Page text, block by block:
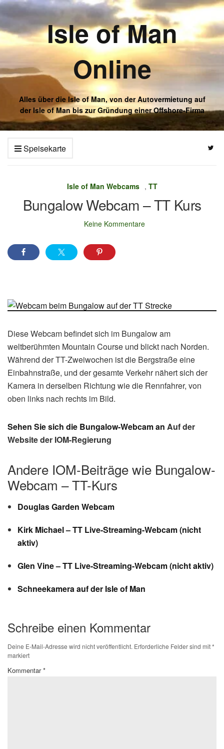
Isle of Man
Online
Alles über die Isle of Man, von der Autovermietung auf
der Isle of Man bis zur Gründung einer Offshore-Firma
Speisekarte
Isle of Man Webcams , TT
Bungalow Webcam – TT Kurs
Keine Kommentare
Diese Webcam befindet sich im Bungalow am
weltberühmten Mountain Course und blickt nach Norden.
Während der TT-Zweiwochen ist die Bergstraße eine
Einbahnstraße, und der gesamte Verkehr nähert sich der
Kamera in derselben Richtung wie die Rennfahrer, von
oben links nach rechts im Bild.
Sehen Sie sich die Bungalow-Webcam an Auf der
Website der IOM-Regierung
Andere IOM-Beiträge wie Bungalow-
Webcam – TT-Kurs
Douglas Garden Webcam
Kirk Michael – TT Live-Streaming-Webcam (nicht
aktiv)
Glen Vine – TT Live-Streaming-Webcam (nicht aktiv)
Schneekamera auf der Isle of Man
Schreibe einen Kommentar
Deine E-Mail-Adresse wird nicht veröffentlicht. Erforderliche Felder sind mit*
markiert
Kommentar*